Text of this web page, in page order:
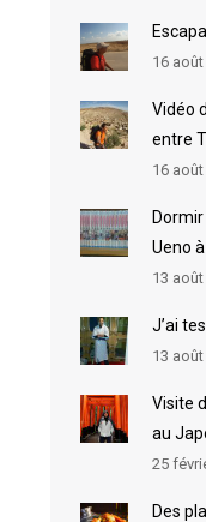
16
Vidéo
entre
16
Ueno
13
J’ai
13
Visite
au
25
Des